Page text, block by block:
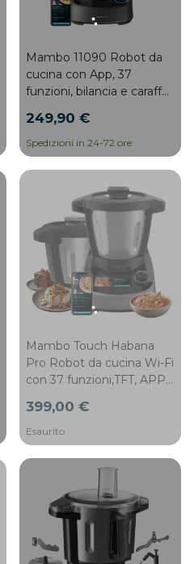
Mambo 11090 Robot da
cucina con App, 37
funzioni, bilancia e caraffa
lavabile in lavastoviglie.
249,90 €
Spedizioni in 24-72 ore
Mambo Touch Habana
Pro Robot da cucina Wi-Fi
con 37 funzioni,TFT, APP
manuale, sistema
autopulente, accessori
OneClick, bilancia
integrata, caraffa in acciaio
antiaderente Habana.
399,00 €
Esaurito